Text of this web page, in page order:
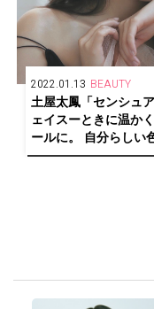
2022.01.13 BEAUTY
土屋太鳳「センシュ
ェイスーときに温か
ールに。 自分らしい
メイクからー」